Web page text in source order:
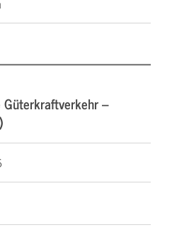
Güterkraftverkehr –